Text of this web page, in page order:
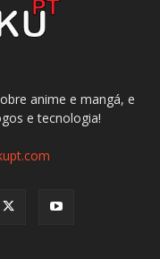
anime e mangá, e
e tecnologia!